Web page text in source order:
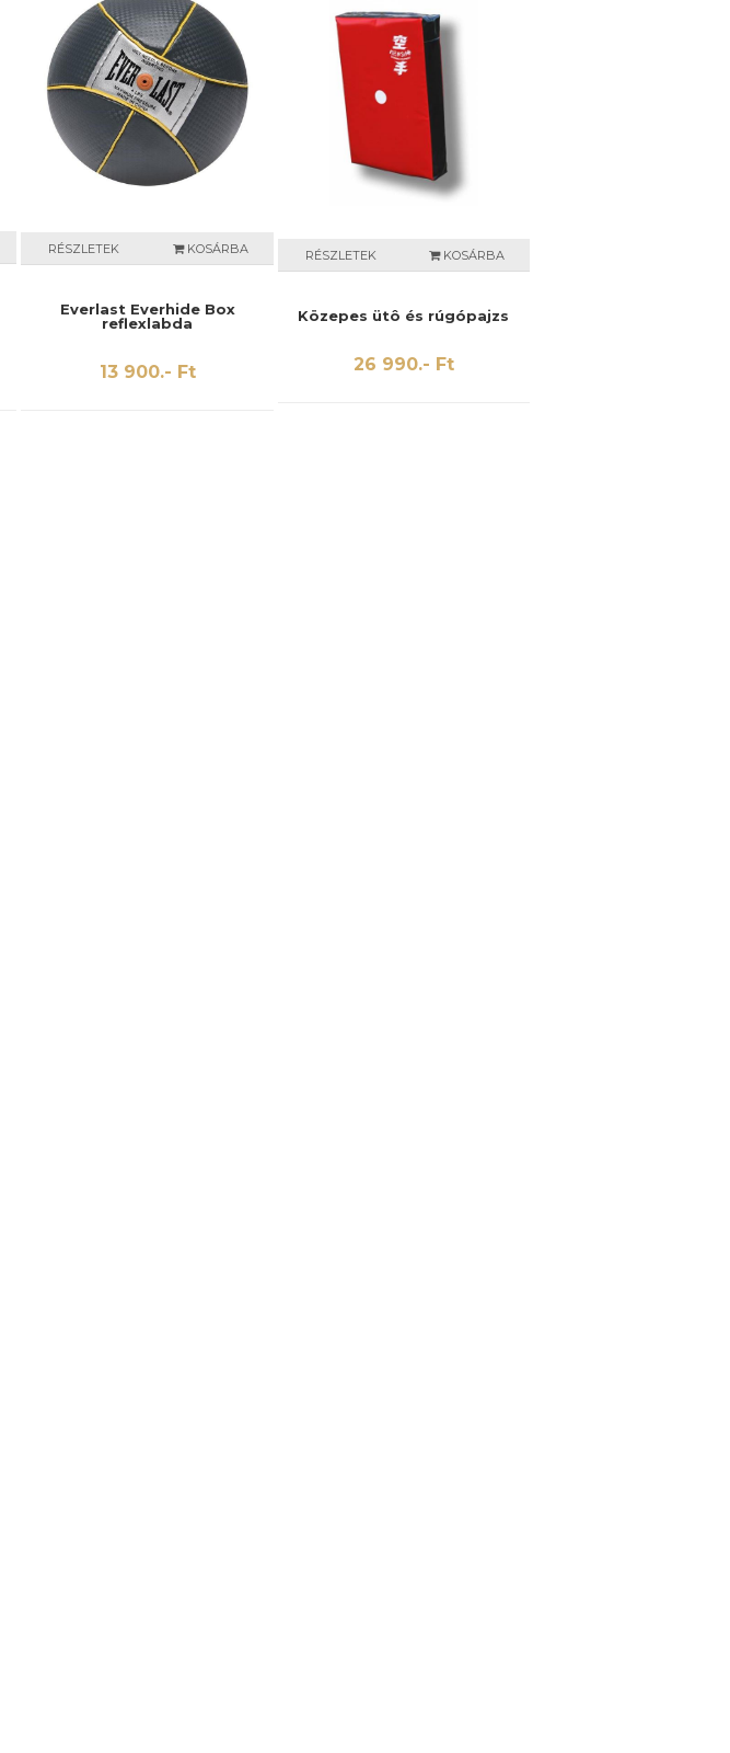
RÉSZLETEK KOSÁRBA
Everlast Everhide Box
reflexlabda
13 900.- Ft
RÉSZLETEK KOSÁRBA
Közepes ütô és rúgópajzs
26 990.- Ft